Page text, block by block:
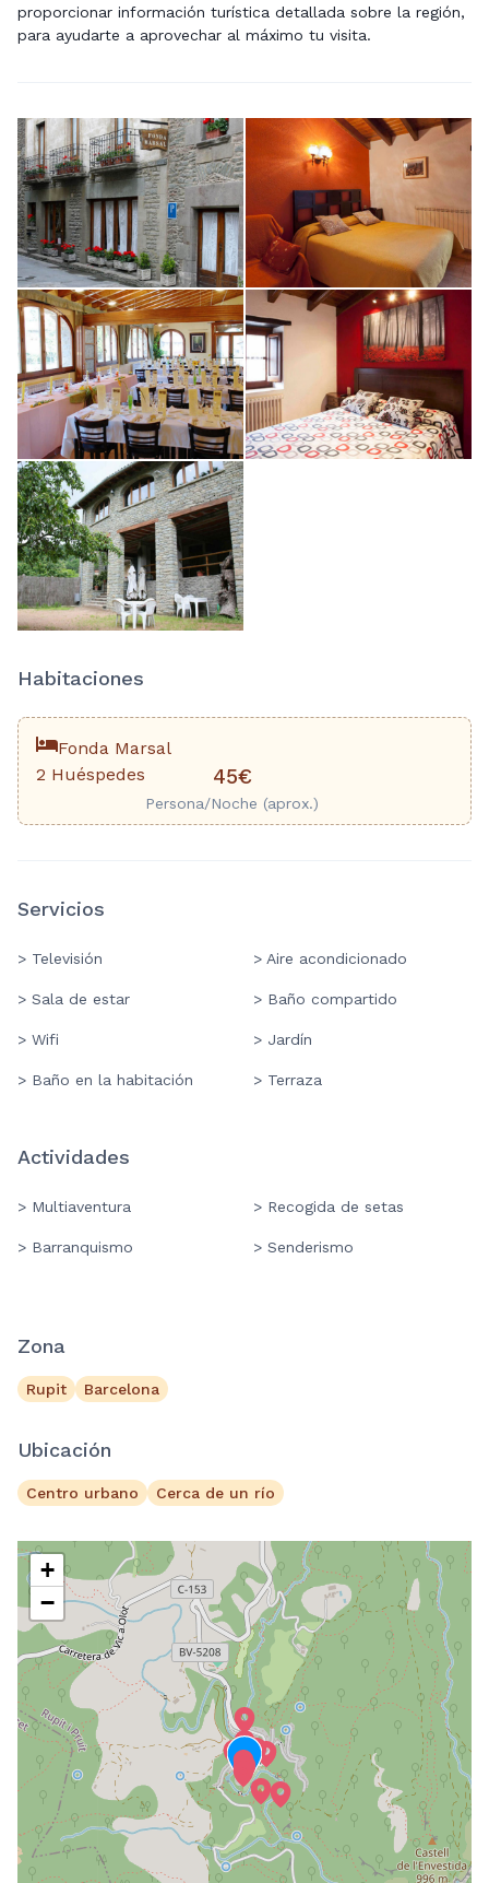
proporcionar información turística detallada sobre la región,
para ayudarte a aprovechar al máximo tu visita.
Habitaciones
Fonda Marsal
2 Huéspedes
45€
Persona/Noche (aprox.)
Servicios
> Televisión > Aire acondicionado
> Sala de estar > Baño compartido
> Wifi > Jardín
> Baño en la habitación > Terraza
Actividades
> Multiaventura > Recogida de setas
> Barranquismo > Senderismo
Zona
Rupit Barcelona
Ubicación
Centro urbano Cerca de un río
+
−